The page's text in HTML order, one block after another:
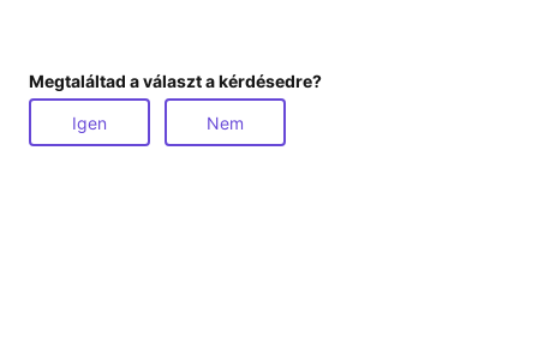
Megtaláltad a választ a kérdésedre?
Igen Nem